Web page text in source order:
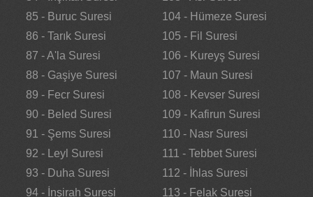
85 - Buruc Suresi
86 - Tarık Suresi
87 - A'la Suresi
88 - Gaşiye Suresi
89 - Fecr Suresi
90 - Beled Suresi
91 - Şems Suresi
92 - Leyl Suresi
93 - Duha Suresi
94 - İnşirah Suresi
104 - Hümeze Suresi
105 - Fil Suresi
106 - Kureyş Suresi
107 - Maun Suresi
108 - Kevser Suresi
109 - Kafirun Suresi
110 - Nasr Suresi
111 - Tebbet Suresi
112 - İhlas Suresi
113 - Felak Suresi